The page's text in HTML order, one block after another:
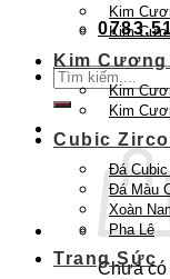
Tìm
kiếm:
Chưa có
Kim
Kim
Kim
Kim
Kim
Cubic
Đá
Đá Màu
Xoàn
Pha Lê
Trang Sức